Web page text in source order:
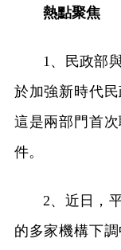
熱點聚焦
1、民政部
於加強新時代
這是兩部門首
件。
2、近日，
的多家機構下